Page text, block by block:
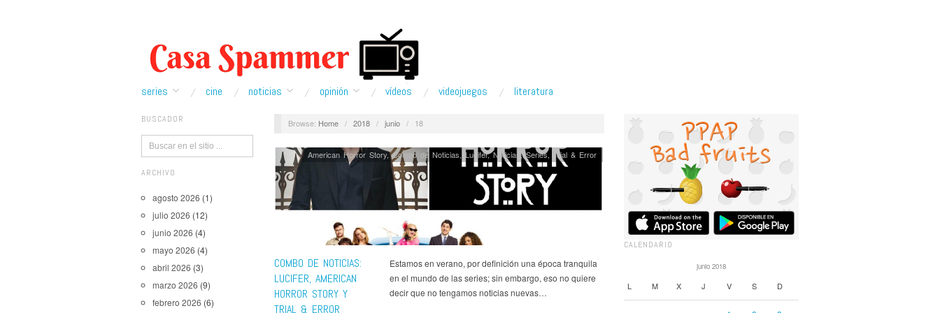
series cine noticias opinión ví­deos videojuegos literatura
BUSCADOR
ARCHIVO
agosto 2026 (1)
julio 2026 (12)
junio 2026 (4)
mayo 2026 (4)
abril 2026 (3)
marzo 2026 (9)
febrero 2026 (6)
Browse: Home / 2018 / junio / 18
COMBO DE NOTICIAS:
LUCIFER, AMERICAN
HORROR STORY Y
TRIAL & ERROR
American Horror Story,Combo de Noticias, Lucifer,Noticias ,Series, Trial & Error
Estamos en verano, por definición una época tranquila
en el mundo de las series; sin embargo, eso no quiere
decir que no tengamos noticias nuevas…
CALENDARIO
junio 2018
L M X J V S D